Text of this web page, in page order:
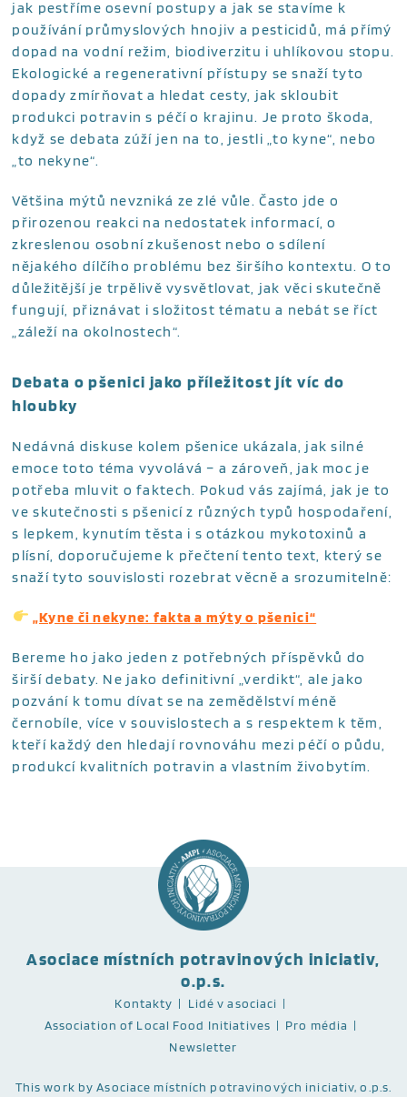
jak pestříme osevní postupy a jak se stavíme k
používání průmyslových hnojiv a pesticidů, má přímý
dopad na vodní režim, biodiverzitu i uhlíkovou stopu.
Ekologické a regenerativní přístupy se snaží tyto
dopady zmírňovat a hledat cesty, jak skloubit
produkci potravin s péčí o krajinu. Je proto škoda,
když se debata zúží jen na to, jestli „to kyne“, nebo
„to nekyne“.
Většina mýtů nevzniká ze zlé vůle. Často jde o
přirozenou reakci na nedostatek informací, o
zkreslenou osobní zkušenost nebo o sdílení
nějakého dílčího problému bez širšího kontextu. O to
důležitější je trpělivě vysvětlovat, jak věci skutečně
fungují, přiznávat i složitost tématu a nebát se říct
„záleží na okolnostech“.
Debata o pšenici jako příležitost jít víc do
hloubky
Nedávná diskuse kolem pšenice ukázala, jak silné
emoce toto téma vyvolává – a zároveň, jak moc je
potřeba mluvit o faktech. Pokud vás zajímá, jak je to
ve skutečnosti s pšenicí z různých typů hospodaření,
s lepkem, kynutím těsta i s otázkou mykotoxinů a
plísní, doporučujeme k přečtení tento text, který se
snaží tyto souvislosti rozebrat věcně a srozumitelně:
„Kyne či nekyne: fakta a mýty o pšenici“
Bereme ho jako jeden z potřebných příspěvků do
širší debaty. Ne jako definitivní „verdikt“, ale jako
pozvání k tomu dívat se na zemědělství méně
černobíle, více v souvislostech a s respektem k těm,
kteří každý den hledají rovnováhu mezi péčí o půdu,
produkcí kvalitních potravin a vlastním živobytím.
Asociace místních potravinových iniciativ,
o.p.s.
Kontakty
Lidé v asociaci
Association of Local Food Initiatives
Pro média
Newsletter
This work by Asociace místních potravinových iniciativ, o.p.s.